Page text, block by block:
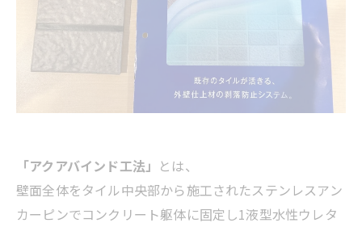
「アクアバインド工法」 とは、
壁面全体をタイル中央部から施工されたステンレスアン
カーピンでコンクリート躯体に固定し1液型水性ウレタ